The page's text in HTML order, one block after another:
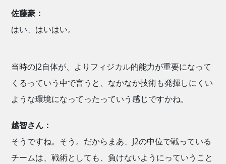
佐藤豪：
はい、はいはい。
当時のJ2自体が、よりフィジカル的能力が重要になって
くるっていう中で言うと、なかなか技術も発揮しにくい
ような環境になってったっていう感じですかね。
越智さん：
そうですね。そう。だからまあ、J2の中位で戦っている
チームは、戦術としても、負けないようにっていうこと